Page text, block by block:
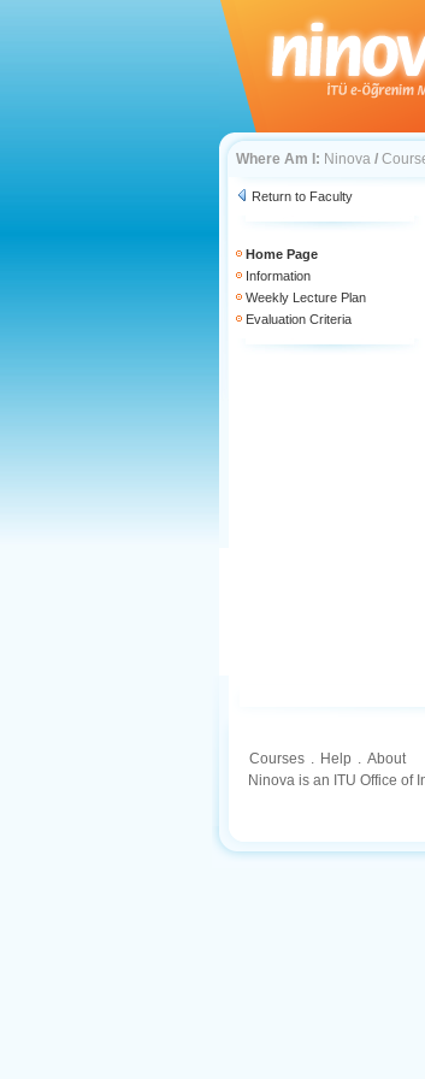
Where Am I: Ninova /
Return to Faculty
Home Page
Information
Weekly Lecture Plan
Evaluation Criteria
Courses . Help . About
Ninova is an ITU Office of